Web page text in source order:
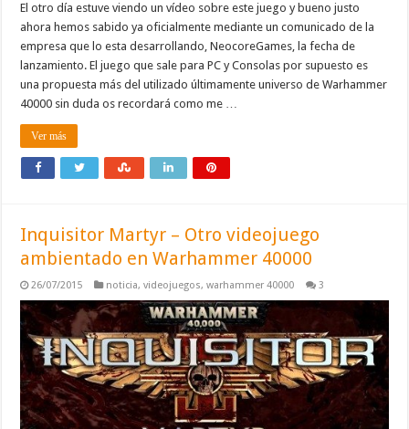
El otro día estuve viendo un vídeo sobre este juego y bueno justo
ahora hemos sabido ya oficialmente mediante un comunicado de la
empresa que lo esta desarrollando, NeocoreGames, la fecha de
lanzamiento. El juego que sale para PC y Consolas por supuesto es
una propuesta más del utilizado últimamente universo de Warhammer
40000 sin duda os recordará como me …
Ver más
Inquisitor Martyr – Otro videojuego
ambientado en Warhammer 40000
26/07/2015 noticia,videojuegos,warhammer 40000 3